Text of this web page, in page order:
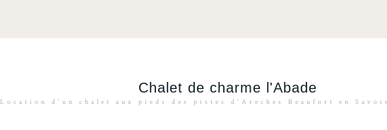
Chalet de charme l'Abade
Location d'un chalet aux pieds des pistes d'Areches Beaufort en